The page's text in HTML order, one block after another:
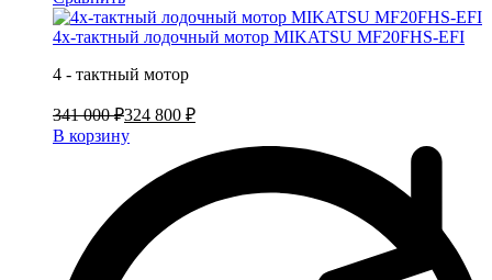
4х-тактный лодочный мотор MIKATSU MF20FHS-EFI
4 - тактный мотор
341 000 ₽324 800 ₽
В корзину